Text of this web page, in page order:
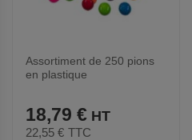
Assortiment de 250 pions
en plastique
18,79 €
22,55 € TTC